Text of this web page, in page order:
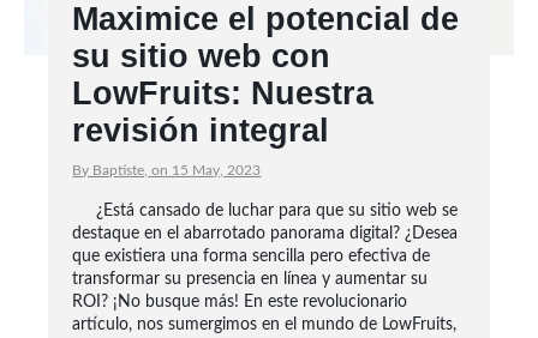
Maximice el potencial de
su sitio web con
LowFruits: Nuestra
revisión integral
By Baptiste, on 15 May, 2023
¿Está cansado de luchar para que su sitio web se
destaque en el abarrotado panorama digital? ¿Desea
que existiera una forma sencilla pero efectiva de
transformar su presencia en línea y aumentar su
ROI? ¡No busque más! En este revolucionario
artículo, nos sumergimos en el mundo de LowFruits,